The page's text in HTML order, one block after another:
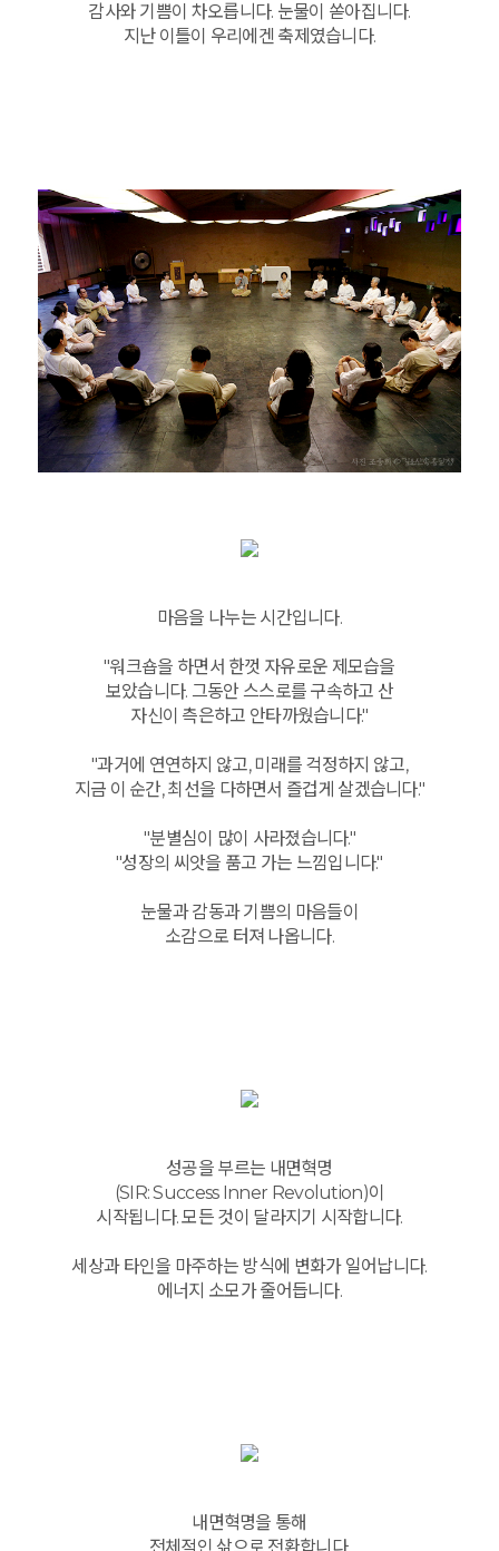
감사와 기쁨이 차오릅니다. 눈물이 쏟아집니다.
지난 이틀이 우리에겐 축제였습니다.
마음을 나누는 시간입니다.
"워크숍을 하면서 한껏 자유로운 제모습을
보았습니다. 그동안 스스로를 구속하고 산
자신이 측은하고 안타까웠습니다."
"과거에 연연하지 않고, 미래를 걱정하지 않고,
지금 이 순간, 최선을 다하면서 즐겁게 살겠습니다."
"분별심이 많이 사라졌습니다."
"성장의 씨앗을 품고 가는 느낌입니다."
눈물과 감동과 기쁨의 마음들이
소감으로 터져 나옵니다.
성공을 부르는 내면혁명
(SIR: Success Inner Revolution)이
시작됩니다. 모든 것이 달라지기 시작합니다.
세상과 타인을 마주하는 방식에 변화가 일어납니다.
에너지 소모가 줄어듭니다.
내면혁명을 통해